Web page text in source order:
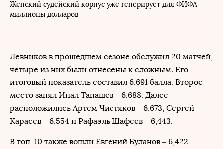
Женский судейский корпус уже генерирует для ФИФА
миллионы долларов
Левников в прошедшем сезоне обслужил 20 матчей,
четыре из них были отнесены к сложным. Его
итоговый показатель составил 6,691 балла. Второе
место занял Инал Танашев – 6,688. Далее
расположились Артем Чистяков – 6,673, Сергей
Карасев – 6,554 и Рафаэль Шафеев – 6,443.
В топ-10 также вошли Евгений Буланов – 6,422